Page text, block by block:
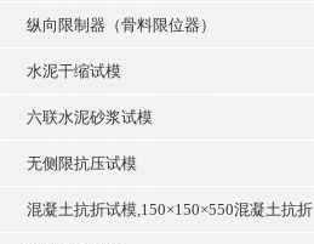
纵向限制器（骨料限位器）
水泥干缩试模
六联水泥砂浆试模
无侧限抗压试模
混凝土抗折试模,150×150×550混凝土抗折